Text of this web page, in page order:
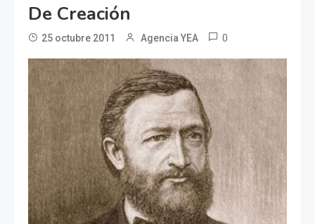
De Creación
25 octubre 2011 Agencia YEA 0